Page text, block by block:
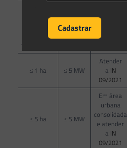
geração de
fotovoltaica
limitação
≤ 1 ha ≤ 5 MW
Atender
a IN
09/2021
≤ 5 ha ≤ 5 MW
Em área
urbana
consolidada
e atender
a IN
09/2021